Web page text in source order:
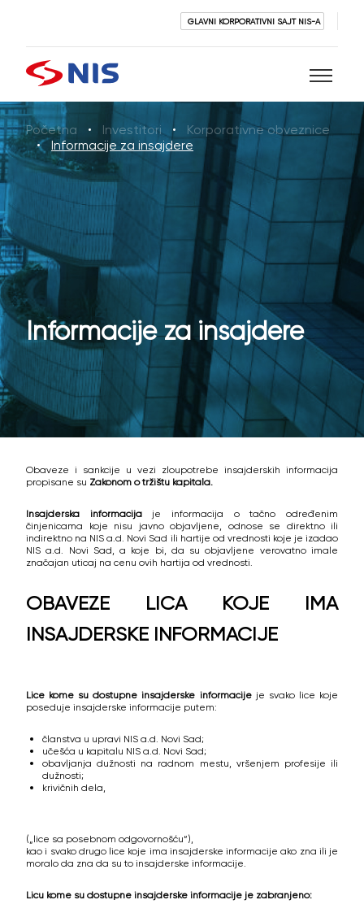
GLAVNI KORPORATIVNI SAJT NIS-A
Pretraži
PRETRAŽI
Početna Investitori
Korporativne obveznice
Informacije za insajdere
Informacije za insajdere
Obaveze i sankcije u vezi zloupotrebe insajderskih informacija
propisane su Zakonom o tržištu kapitala.
Insajderska informacijaje informacija o tačno određenim
činjenicama koje nisu javno objavljene, odnose se direktno ili
indirektno na NIS a.d. Novi Sad ili hartije od vrednosti koje je izadao
NIS a.d. Novi Sad, a koje bi, da su objavljene verovatno imale
značajan uticaj na cenu ovih hartija od vrednosti.
OBAVEZE LICA KOJE IMA
INSAJDERSKE INFORMACIJE
Lice kome su dostupne insajderske informacijeje svako lice koje
poseduje insajderske informacije putem:
članstva u upravi NIS a.d. Novi Sad;
učešća u kapitalu NIS a.d. Novi Sad;
obavljanja dužnosti na radnom mestu, vršenjem profesije ili
dužnosti;
krivičnih dela,
(„lice sa posebnom odgovornošću“),
kao i svako drugo lice koje ima insajderske informacije ako zna ili je
moralo da zna da su to insajderske informacije.
Licu kome su dostupne insajderske informacije je zabranjeno: